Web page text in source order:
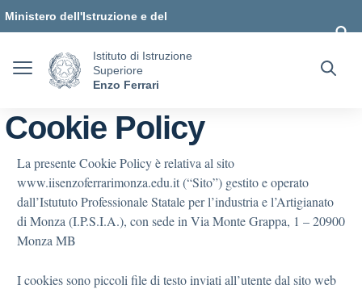
Ministero dell'Istruzione e del
Istituto di Istruzione
Superiore
Enzo Ferrari
Cookie Policy
La presente Cookie Policy è relativa al sito
www.iisenzoferrarimonza.edu.it (“Sito”) gestito e operato
dall’Istututo Professionale Statale per l’industria e l’Artigianato
di Monza (I.P.S.I.A.), con sede in Via Monte Grappa, 1 – 20900
Monza MB
I cookies sono piccoli file di testo inviati all’utente dal sito web